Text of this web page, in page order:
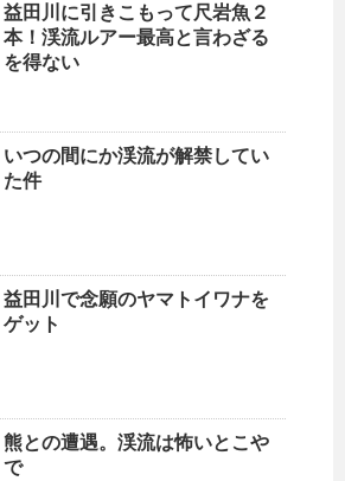
益田川に引きこもって尺岩魚２
本！渓流ルアー最高と言わざる
を得ない
いつの間にか渓流が解禁してい
た件
益田川で念願のヤマトイワナを
ゲット
熊との遭遇。渓流は怖いとこや
で